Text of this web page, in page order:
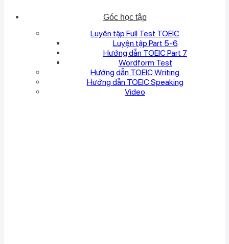
Góc học tập
Luyện tập Full Test TOEIC
Luyện tập Part 5-6
Hướng dẫn TOEIC Part 7
Wordform Test
Hướng dẫn TOEIC Writing
Hướng dẫn TOEIC Speaking
Video